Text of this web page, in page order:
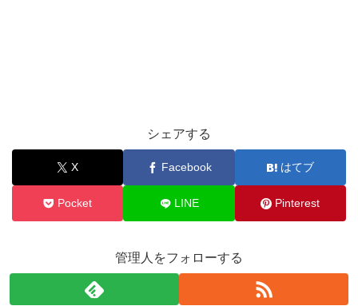
シェアする
X Facebook はてブ
Pocket LINE Pinterest
管理人をフォローする